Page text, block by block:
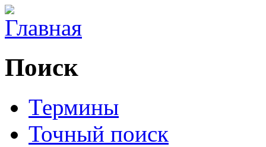
Поиск
Термины
Точный поиск